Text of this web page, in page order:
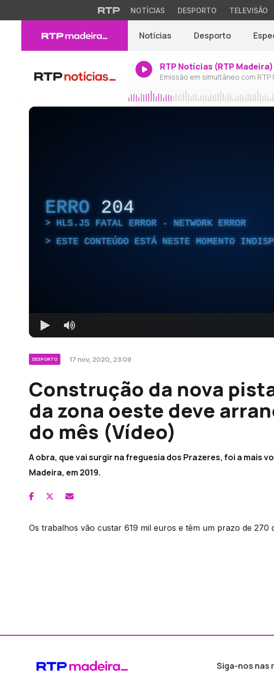
NOTÍCIAS DESPORTO TELEVISÃO
Notícias Desporto
RTP Notícias (RTP Madeira)
Emissão em simultâneo com RTP
ERRO 204
HLS.JS FATAL ERROR - NETWORK ERROR
ESTE CONTEÚDO ESTÁ NESTE MOMENTO
DESPORTO 17 nov, 2020, 23:09
Construção da nova
da zona oeste deve
do mês (Vídeo)
A obra, que vai surgir na freguesia dos Prazeres, foi a mais
Madeira, em 2019.
Os trabalhos vão custar 619 mil euros e têm um prazo de 270
Siga-nos nas